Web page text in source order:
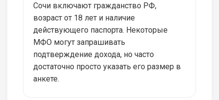
Сочи включают гражданство РФ,
возраст от 18 лет и наличие
действующего паспорта. Некоторые
МФО могут запрашивать
подтверждение дохода, но часто
достаточно просто указать его размер в
анкете.